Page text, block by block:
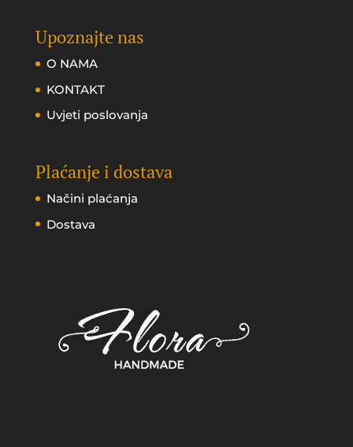
Upoznajte nas
O NAMA
KONTAKT
Uvjeti poslovanja
Plaćanje i dostava
Načini plaćanja
Dostava